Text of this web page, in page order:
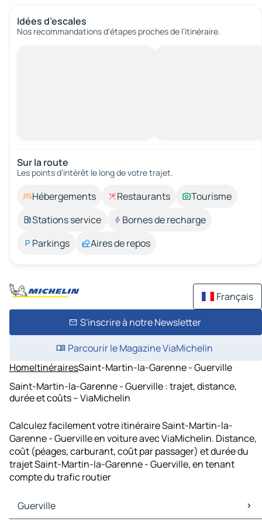
Idées d’escales
Nos recommandations d'étapes proches de l’itinéraire.
Sur la route
Les points d’intérêt le long de votre trajet.
Hébergements Restaurants
Tourisme
Stations service
Bornes de recharge
Parkings
Aires de repos
Français
S'inscrire à notre Newsletter
Parcourir le Magazine ViaMichelin
HomeItinérairesSaint-Martin-la-Garenne - Guerville
Saint-Martin-la-Garenne - Guerville : trajet, distance,
durée et coûts – ViaMichelin
Calculez facilement votre itinéraire Saint-Martin-la-
Garenne - Guerville en voiture avec ViaMichelin. Distance,
coût (péages, carburant, coût par passager) et durée du
trajet Saint-Martin-la-Garenne - Guerville, en tenant
compte du trafic routier
Guerville